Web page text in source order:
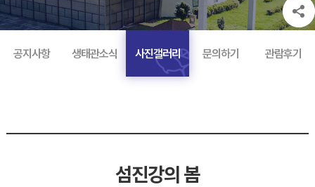
공지사항 생태관소식 사진갤러리 문의하기 관람후기
섬진강의 봄